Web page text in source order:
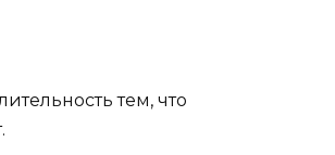
тем, что